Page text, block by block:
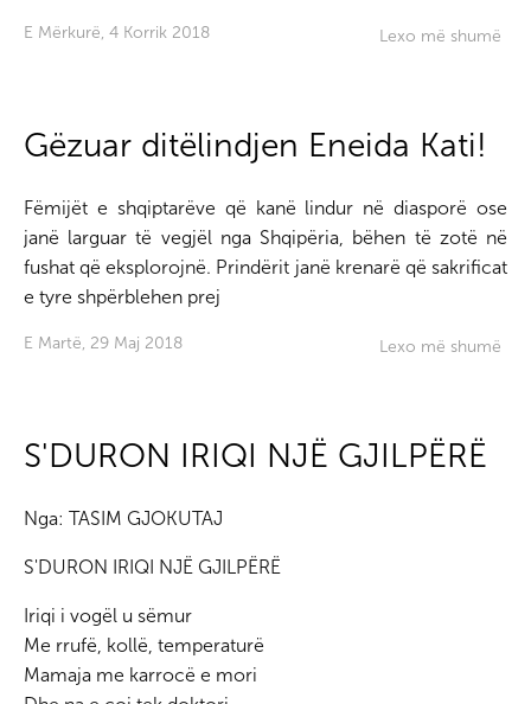
E Mërkurë, 4 Korrik 2018 Lexo më shumë
Gëzuar ditëlindjen Eneida Kati!
Fëmijët e shqiptarëve që kanë lindur në diasporë ose
janë larguar të vegjël nga Shqipëria, bëhen të zotë në
fushat që eksplorojnë. Prindërit janë krenarë që sakrificat
e tyre shpërblehen prej
E Martë, 29 Maj 2018 Lexo më shumë
S'DURON IRIQI NJË GJILPËRË
Nga: TASIM GJOKUTAJ
S'DURON IRIQI NJË GJILPËRË
Iriqi i vogël u sëmur
Me rrufë, kollë, temperaturë
Mamaja me karrocë e mori